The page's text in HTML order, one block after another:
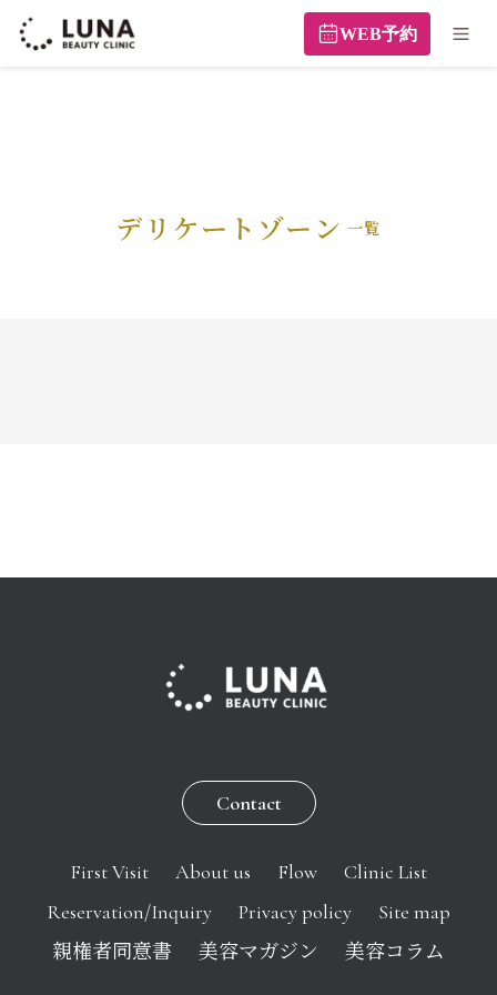
WEB予約
デリケートゾーン
Contact
First Visit About us Flow
Clinic List
Reservation/Inquiry
Privacy policy
Site map
親権者同意書
美容マガジン 美容コラム